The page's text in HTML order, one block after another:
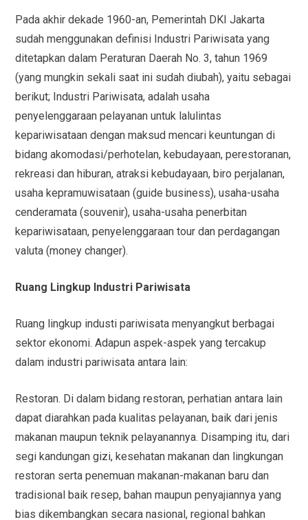
Pada akhir dekade 1960-an, Pemerintah DKI Jakarta
sudah menggunakan definisi Industri Pariwisata yang
ditetapkan dalam Peraturan Daerah No. 3, tahun 1969
(yang mungkin sekali saat ini sudah diubah), yaitu sebagai
berikut; Industri Pariwisata, adalah usaha
penyelenggaraan pelayanan untuk lalulintas
kepariwisataan dengan maksud mencari keuntungan di
bidang akomodasi/perhotelan, kebudayaan, perestoranan,
rekreasi dan hiburan, atraksi kebudayaan, biro perjalanan,
usaha kepramuwisataan (guide business), usaha-usaha
cenderamata (souvenir), usaha-usaha penerbitan
kepariwisataan, penyelenggaraan tour dan perdagangan
valuta (money changer).
Ruang Lingkup Industri Pariwisata
Ruang lingkup industi pariwisata menyangkut berbagai
sektor ekonomi. Adapun aspek-aspek yang tercakup
dalam industri pariwisata antara lain:
Restoran. Di dalam bidang restoran, perhatian antara lain
dapat diarahkan pada kualitas pelayanan, baik dari jenis
makanan maupun teknik pelayanannya. Disamping itu, dari
segi kandungan gizi, kesehatan makanan dan lingkungan
restoran serta penemuan makanan-makanan baru dan
tradisional baik resep, bahan maupun penyajiannya yang
bias dikembangkan secara nasional, regional bahkan